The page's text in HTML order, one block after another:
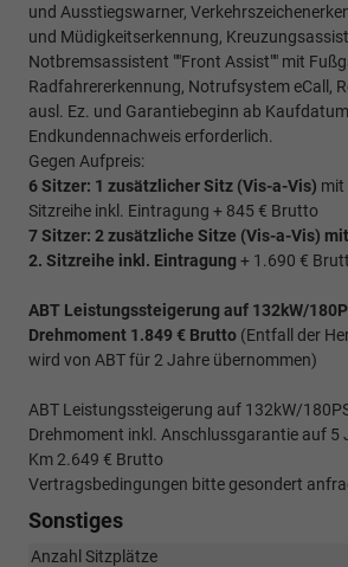
und Ausstiegswarner,
und Müdigkeitserkennung,
Notbremsassistent ""Front Assist"" mit
Radfahrererkennung, Notrufsystem eCall,
ausl. Ez. und Garantiebeginn ab
Endkundennachweis erforderlich.
Gegen Aufpreis:
6 Sitzer: 1 zusätzlicher Sitz (Vis-a-Vis) mit
Sitzreihe inkl. Eintragung + 845 € Brutto
7 Sitzer: 2 zusätzliche Sitze (Vis-a-Vis)
2. Sitzreihe inkl. Eintragung + 1.690 €
ABT Leistungssteigerung auf 132kW/
Drehmoment 1.849 € Brutto (Entfall der
wird von ABT für 2 Jahre übernommen)
ABT Leistungssteigerung auf 132kW/
Drehmoment inkl. Anschlussgarantie auf 5
Km 2.649 € Brutto
Vertragsbedingungen bitte gesondert
Sonstiges
Anzahl Sitzplätze